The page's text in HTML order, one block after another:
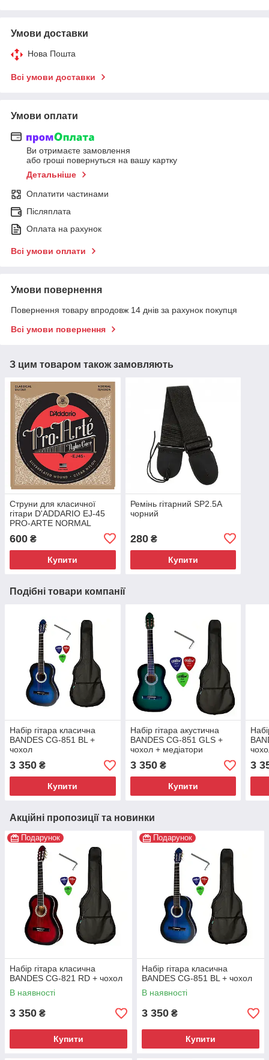
Умови доставки
Нова Пошта
Всі умови доставки
Умови оплати
Ви отримаєте замовлення
або гроші повернуться на вашу картку
Детальніше
Оплатити частинами
Післяплата
Оплата на рахунок
Всі умови оплати
Умови повернення
Повернення товару впродовж 14 днів за рахунок покупця
Всі умови повернення
З цим товаром також замовляють
Струни для класичної
гітари D'ADDARIO EJ-45
PRO-ARTE NORMAL
600 ₴
Купити
Ремінь гітарний SP2.5A
чорний
280₴
Купити
Подібні товари компанії
Набір гітара класична
BANDES CG-851 BL +
чохол
3 350 ₴
Купити
Набір гітара акустична
BANDES CG-851 GLS +
чохол + медіатори
3 350₴
Купити
3
Акційні пропозиції та новинки
Подарунок
Набір гітара класична
BANDES CG-821 RD + чохол
В наявності
3 350 ₴
Купити
Подарунок
Набір гітара класична
BANDES CG-851 BL + чохол
В наявності
3 350 ₴
Купити